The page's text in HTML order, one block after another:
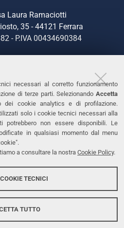
necessari al corretto funzionamento
di terze parti. Selezionando Accetta
dei cookie analytics e di profilazione.
solo i cookie tecnici necessari alla
potrebbero non essere disponibili. Le
in qualsiasi momento dal menu
a consultare la nostra Cookie Policy.
TECNICI
TUTTO
Laura Ramaciotti
35 - 44121 Ferrara
- P.IVA 00434690384
accessibilità